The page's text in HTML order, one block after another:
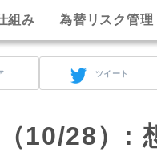
組み 為替リスク管理
ツイート
10/28）: